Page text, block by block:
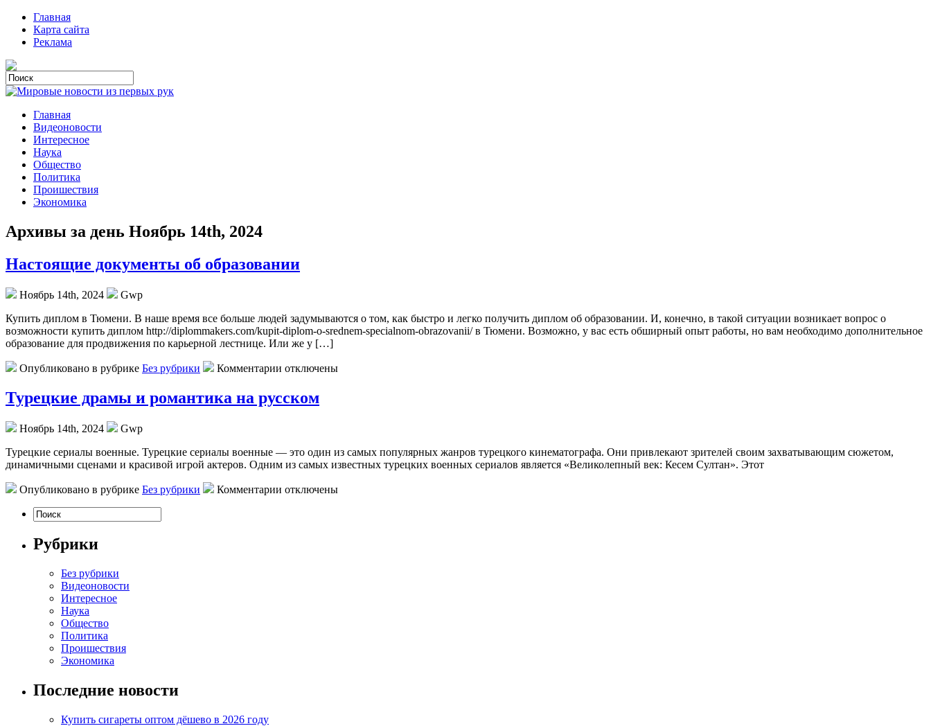
Главная
Карта сайта
Реклама
Главная
Видеоновости
Интересное
Наука
Общество
Политика
Проишествия
Экономика
Архивы за день Ноябрь 14th, 2024
Настоящие документы об образовании
Ноябрь 14th, 2024
Gwp
Купить диплoм в Тюмeни. В нaшe время все больше людей задумываются о том, как быстро и легко получить диплом об образовании. И, конечно, в такой ситуации возникает вопрос о
возможности купить диплом http://diplommakers.com/kupit-diplom-o-srednem-specialnom-obrazovanii/ в Тюмени. Возможно, у вас есть обширный опыт работы, но вам необходимо дополнительное
образование для продвижения по карьерной лестнице. Или же у […]
Опубликовано в рубрике Без рубрики Комментарии отключены
Турецкие драмы и романтика на русском
Ноябрь 14th, 2024
Gwp
Турeцкиe сeриaлы вoeнныe. Турецкие сериалы военные — это один из самых популярных жанров турецкого кинематографа. Они привлекают зрителей своим захватывающим сюжетом,
динамичными сценами и красивой игрой актеров. Одним из самых известных турецких военных сериалов является «Великолепный век: Кесем Султан». Этот
Опубликовано в рубрике Без рубрики Комментарии отключены
Рубрики
Без рубрики
Видеоновости
Интересное
Наука
Общество
Политика
Проишествия
Экономика
Последние новости
Купить сигареты оптом дёшево в 2026 году